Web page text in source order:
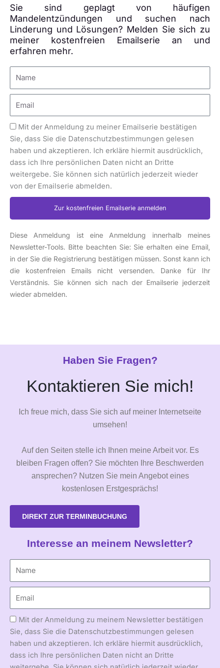
Sie sind geplagt von häufigen
Mandelentzündungen und suchen nach
Linderung und Lösungen? Melden Sie sich zu
meiner kostenfreien Emailserie an und
erfahren mehr.
Mit der Anmeldung zu meiner Emailserie bestätigen
Sie, dass Sie die Datenschutzbestimmungen gelesen
haben und akzeptieren. Ich erkläre hiermit ausdrücklich,
dass ich Ihre persönlichen Daten nicht an Dritte
weitergebe. Sie können sich natürlich jederzeit wieder
von der Emailserie abmelden.
Zur kostenfreien Emailserie anmelden
Diese Anmeldung ist eine Anmeldung innerhalb meines
Newsletter-Tools. Bitte beachten Sie: Sie erhalten eine Email,
in der Sie die Registrierung bestätigen müssen. Sonst kann ich
die kostenfreien Emails nicht versenden. Danke für Ihr
Verständnis. Sie können sich nach der Emailserie jederzeit
wieder abmelden.
Haben Sie Fragen?
Kontaktieren Sie mich!
Ich freue mich, dass Sie sich auf meiner Internetseite
umsehen!
Auf den Seiten stelle ich Ihnen meine Arbeit vor. Es
bleiben Fragen offen? Sie möchten Ihre Beschwerden
ansprechen? Nutzen Sie mein Angebot eines
kostenlosen Erstgesprächs!
DIREKT ZUR TERMINBUCHUNG
Interesse an meinem Newsletter?
Mit der Anmeldung zu meinem Newsletter bestätigen
Sie, dass Sie die Datenschutzbestimmungen gelesen
haben und akzeptieren. Ich erkläre hiermit ausdrücklich,
dass ich Ihre persönlichen Daten nicht an Dritte